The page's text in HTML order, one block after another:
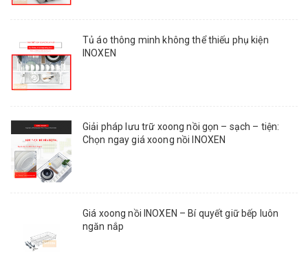
Tủ áo thông minh không thể thiếu phụ kiện
INOXEN
Giải pháp lưu trữ xoong nồi gọn – sạch – tiện:
Chọn ngay giá xoong nồi INOXEN
Giá xoong nồi INOXEN – Bí quyết giữ bếp luôn
ngăn nắp